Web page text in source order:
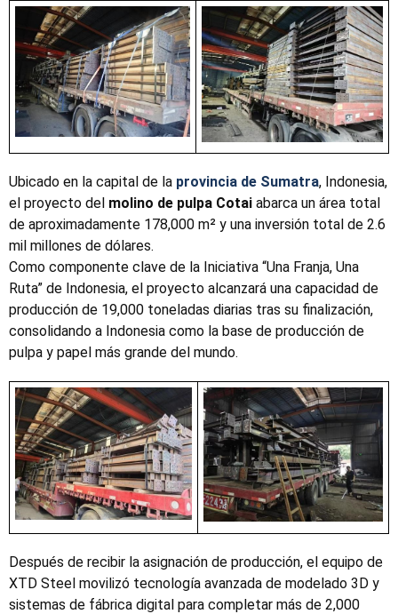
Ubicado en la capital de la provincia de Sumatra, Indonesia,
el proyecto del molino de pulpa Cotai abarca un área total
de aproximadamente 178,000 m² y una inversión total de 2.6
mil millones de dólares.
Como componente clave de la Iniciativa “Una Franja, Una
Ruta” de Indonesia, el proyecto alcanzará una capacidad de
producción de 19,000 toneladas diarias tras su finalización,
consolidando a Indonesia como la base de producción de
pulpa y papel más grande del mundo.
Después de recibir la asignación de producción, el equipo de
XTD Steel movilizó tecnología avanzada de modelado 3D y
sistemas de fábrica digital para completar más de 2,000